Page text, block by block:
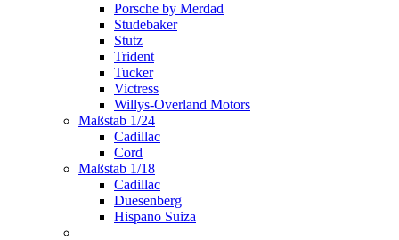
Porsche by Merdad
Studebaker
Stutz
Trident
Tucker
Victress
Willys-Overland Motors
Maßstab 1/24
Cadillac
Cord
Maßstab 1/18
Cadillac
Duesenberg
Hispano Suiza